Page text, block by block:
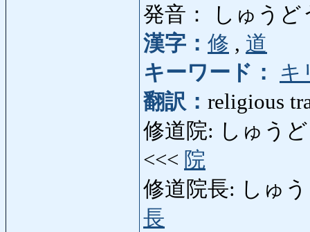
発音： しゅうど
漢字： 修 , 道
キーワード：
キ
翻訳： religious
修道院: しゅうど
<<< 院
修道院長: しゅ
長